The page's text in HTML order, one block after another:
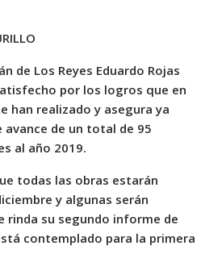
de Los Reyes Eduardo Rojas
por los logros que en
han realizado y asegura ya
de un total de 95
al año 2019.
todas las obras estarán
y algunas serán
rinda su segundo informe de
contemplado para la primera